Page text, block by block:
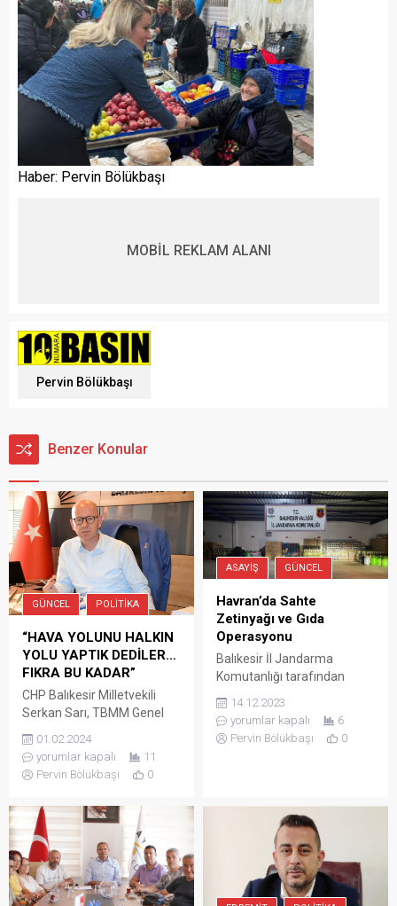
Haber: Pervin Bölükbaşı
MOBİL REKLAM ALANI
Pervin Bölükbaşı
Benzer Konular
GÜNCEL POLITIKA
“HAVA YOLUNU HALKIN
YOLU YAPTIK DEDİLER…
FIKRA BU KADAR”
CHP Balıkesir Milletvekili
Serkan Sarı, TBMM Genel
dışı konuşmayla Balıkesir’de
yaşanan sorunları dile
getirdi. Konuşmasına
eden, AKP mensupları
tarafından verilen sözün
tutulmasını bekleyen Kuvayı
Milliye kenti Balıkesir’in”
sorunlarını dile getirmek
01.02.2024
yorumlar kapalı
11
Pervin Bölükbaşı
0
ASAYIŞ GÜNCEL
Havran’da Sahte
Zetinyağı ve Gıda
Operasyonu
Balıkesir İl Jandarma
Komutanlığı tarafından
tonlarca sahte zeytinyağı,
nar ekşisi, karadut özü,
pekmez, kızılcık reçeli ve bal
Jandarma Komutanlığınca,
kişilerin sağlığını tehlikeye
sokacak şekilde gıda
maddesi üretme ve marka
hakkına tecavüz suçuna
14.12.2023
yorumlar kapalı
6
Pervin Bölükbaşı
0